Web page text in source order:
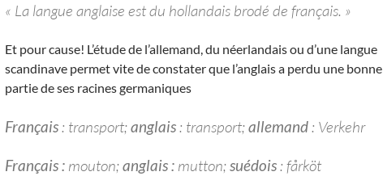
« La langue anglaise est du hollandais brodé de français. »
Et pour cause! L’étude de l’allemand, du néerlandais ou d’une langue
scandinave permet vite de constater que l’anglais a perdu une bonne
partie de ses racines germaniques
Français: transport;anglais: transport;allemand: Verkehr
Français : mouton;anglais : mutton;suédois: fårköt